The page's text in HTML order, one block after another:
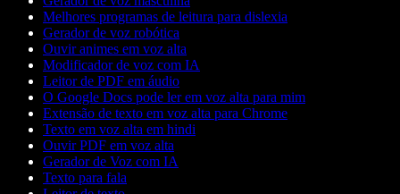
Melhores programas de leitura para dislexia
Gerador de voz robótica
Ouvir animes em voz alta
Modificador de voz com IA
Leitor de PDF em áudio
O Google Docs pode ler em voz alta para mim
Extensão de texto em voz alta para Chrome
Texto em voz alta em hindi
Ouvir PDF em voz alta
Gerador de Voz com IA
Texto para fala